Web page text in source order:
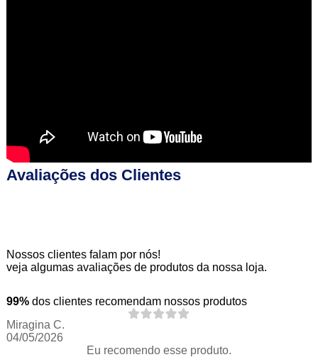
Avaliações dos Clientes
Nossos clientes falam por nós!
veja algumas avaliações de produtos da nossa loja.
99% dos clientes recomendam nossos produtos
Miragina C.
04/05/2026
Eu recomendo esse produto.